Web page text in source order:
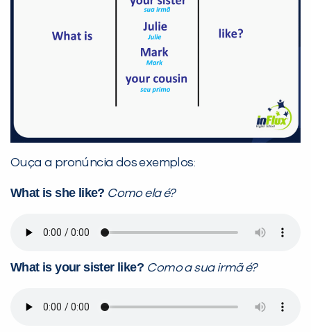
Ouça a pronúncia dos exemplos:
What is she like? Como ela é?
What is your sister like? Comoa sua irmãé?